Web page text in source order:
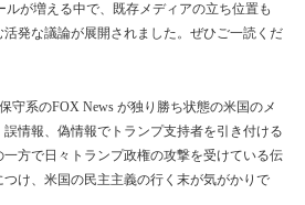
ルが増える中で、既存メディアの立ち位置も
発な議論が展開されました。ぜひご一読くだ
守系のFOX News が独り勝ち状態の米国のメ
情報、偽情報でトランプ支持者を引き付ける
方で日々トランプ政権の攻撃を受けている伝
け、米国の民主主義の行く末が気がかりで